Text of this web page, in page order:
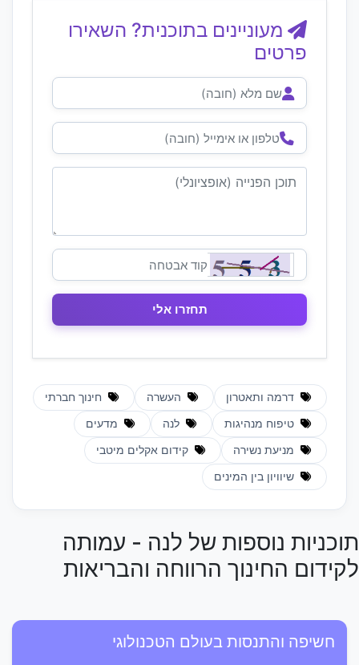
מעוניינים בתוכנית? השאירו
פרטים
דרמה ותאטרון העשרה חינוך חברתי
טיפוח מנהיגות לנה מדעים
מניעת נשירה קידום אקלים מיטבי
שיוויון בין המינים
תוכניות נוספות של לנה - עמותה
לקידום החינוך הרווחה והבריאות
חשיפה והתנסות בעולם הטכנולוגי